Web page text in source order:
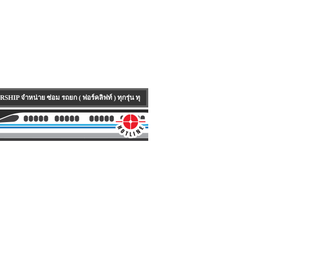
ำหน่าย ซ่อม รถยก ( ฟอร์คลิฟท์ ) ทุกรุ่น ทุกยี่ห้อ ทุกคันเป็นรถนำเข้าจาก ต่างประเทศ มีทั้งรถใหม่100 % และ รถ